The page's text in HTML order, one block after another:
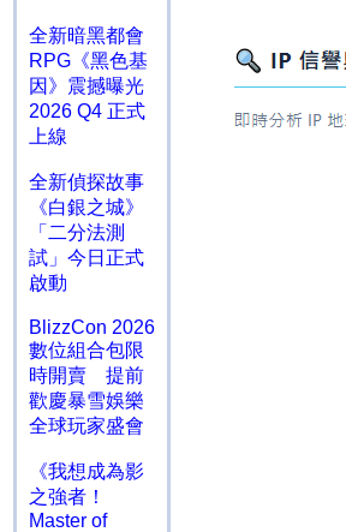
全新暗黑都會
RPG《黑色基
因》震撼曝光
2026 Q4 正式
上線
全新偵探故事
《白銀之城》
「二分法測
試」今日正式
啟動
BlizzCon 2026
數位組合包限
時開賣 提前
歡慶暴雪娛樂
全球玩家盛會
《我想成為影
之強者！
Master of